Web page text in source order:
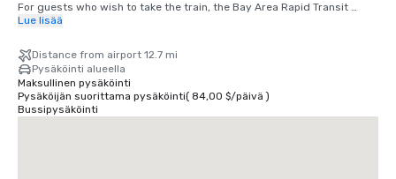
For guests who wish to take the train, the Bay Area Rapid Transit
(BART) train runs between SFO and San Francisco every 15-20
station located in the international terminal. Exit the train at the
Montgomery Street Station. The Palace Hotel is located at the corner
of Market and New Montgomery Street, directly across from the train
station. The total cost is $8.65. Travel time is approximately 45
minutes.
Lue lisää
Distance from airport 12.7 mi
Pysäköinti alueella
Maksullinen pysäköinti
Pysäköijän suorittama pysäköinti( 84,00 $/päivä )
Bussipysäköinti